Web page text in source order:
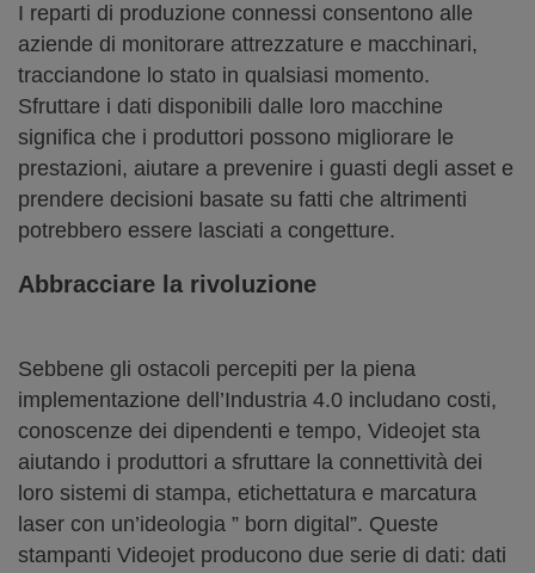
I reparti di produzione connessi consentono alle
aziende di monitorare attrezzature e macchinari,
tracciandone lo stato in qualsiasi momento.
Sfruttare i dati disponibili dalle loro macchine
significa che i produttori possono migliorare le
prestazioni, aiutare a prevenire i guasti degli asset e
prendere decisioni basate su fatti che altrimenti
potrebbero essere lasciati a congetture.
Abbracciare la rivoluzione
Sebbene gli ostacoli percepiti per la piena
implementazione dell’Industria 4.0 includano costi,
conoscenze dei dipendenti e tempo, Videojet sta
aiutando i produttori a sfruttare la connettività dei
loro sistemi di stampa, etichettatura e marcatura
laser con un’ideologia ” born digital”. Queste
stampanti Videojet producono due serie di dati: dati